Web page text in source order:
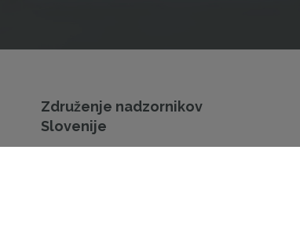
Združenje nadzornikov
Slovenije